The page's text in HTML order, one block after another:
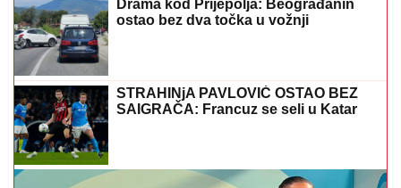
STRAVIČNA NESREĆA KOD JASENOVIKA! Strahuje
se da IMA POVREĐENIH, sve vrvi od policije i Hitne
pomoći (FOTO, VIDEO)
POŽAR U DELIBLATSKOJ PEŠČARI
NEPREDVIDIV:Direktor JP Vojvodina